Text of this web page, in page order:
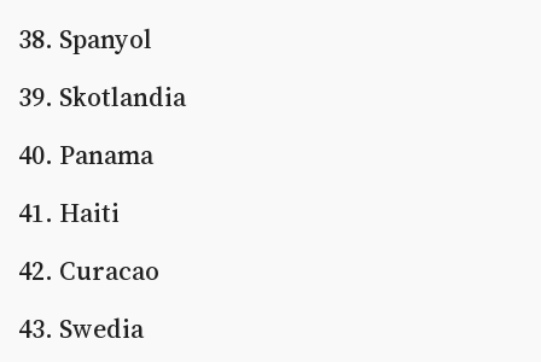
38. Spanyol
39. Skotlandia
40. Panama
41. Haiti
42. Curacao
43. Swedia